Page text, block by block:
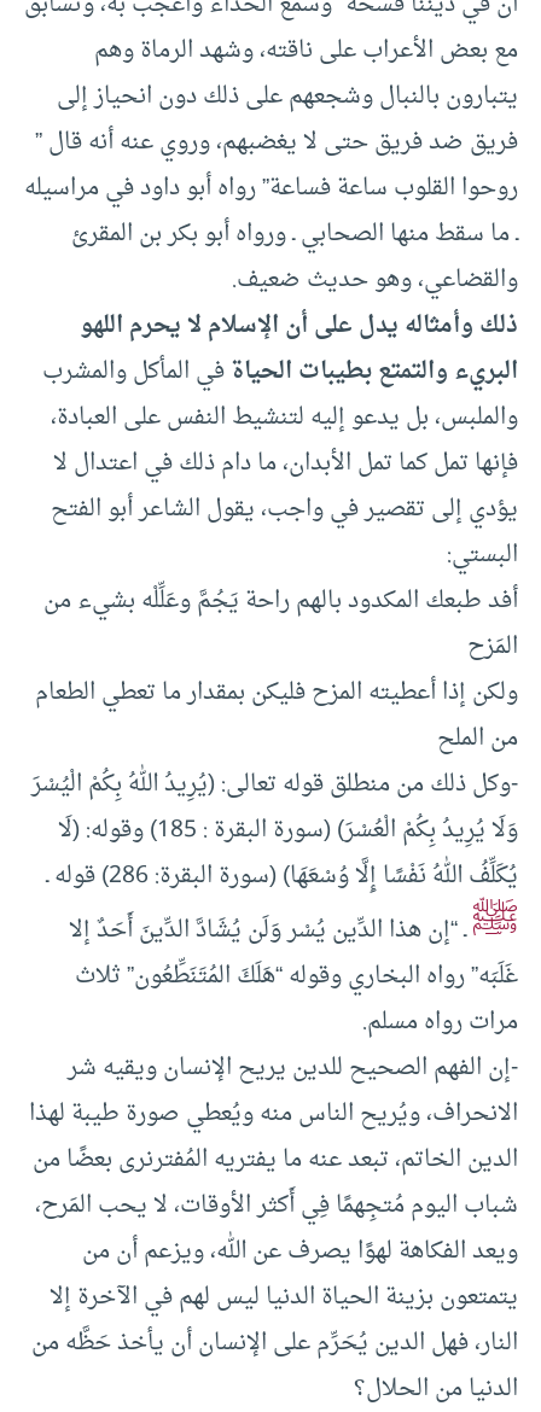
مع بعض الأعراب على ناقته، وشهد الرماة وهم
يتبارون بالنبال وشجعهم على ذلك دون انحياز إلى
فريق ضد فريق حتى لا يغضبهم، وروي عنه أنه قال ”
روحوا القلوب ساعة فساعة” رواه أبو داود في مراسيله
ـ ما سقط منها الصحابي ـ ورواه أبو بكر بن المقرئ
والقضاعي، وهو حديث ضعيف.
ذلك وأمثاله يدل على أن الإسلام لا يحرم اللهو
البريء والتمتع بطيبات الحياةفي المأكل والمشرب
والملبس، بل يدعو إليه لتنشيط النفس على العبادة،
فإنها تمل كما تمل الأبدان، ما دام ذلك في اعتدال لا
يؤدي إلى تقصير في واجب، يقول الشاعر أبو الفتح
البستي:
أفد طبعك المكدود بالهم راحة يَجُمَّ وعَلِّلْه بشيء من
المَزح
ولكن إذا أعطيته المزح فليكن بمقدار ما تعطي الطعام
من الملح
-وكل ذلك من منطلق قوله تعالى: (يُرِيدُ اللهُ بِكُمْ الْيُسْرَ
وَلَا يُرِيدُ بِكُمْ الْعُسْرَ) (سورة البقرة : 185) وقوله: (لَا
يُكَلِّفُ اللهُ نَفْسًا إِلَّا وُسْعَهَا) (سورة البقرة: 286) قوله ـ
ﷺـ “إن هذا الدِّين يُسْر وَلَن يُشَادَّ الدِّينَ أَحَدٌ إلا
غَلَبَه” رواه البخاري وقوله “هَلَكَ المُتَنَطِّعُون” ثلاث
مرات رواه مسلم.
-إن الفهم الصحيح للدين يريح الإنسان ويقيه شر
الانحراف، ويُريح الناس منه ويُعطي صورة طيبة لهذا
الدين الخاتم، تبعد عنه ما يفتريه المُفترنرى بعضًا من
شباب اليوم مُتجِهمًا فِي أَكثر الأوقات، لا يحب المَرح،
ويعد الفكاهة لهوًا يصرف عن الله، ويزعم أن من
يتمتعون بزينة الحياة الدنيا ليس لهم في الآخرة إلا
النار، فهل الدين يُحَرِّم على الإنسان أن يأخذ حَظَّه من
الدنيا من الحلال؟